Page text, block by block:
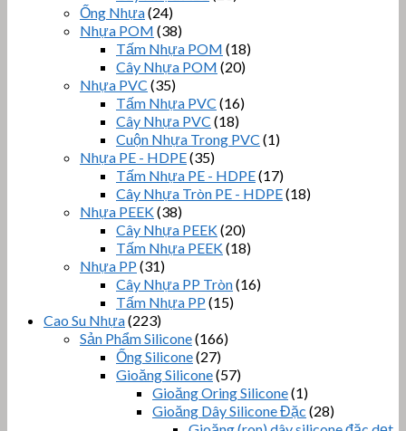
Ống Nhựa(24)
Nhựa POM (38)
Tấm Nhựa POM (18)
Cây Nhựa POM (20)
Nhựa PVC (35)
Tấm Nhựa PVC (16)
Cây Nhựa PVC (18)
Cuộn Nhựa Trong PVC (1)
Nhựa PE - HDPE(35)
Tấm Nhựa PE - HDPE(17)
Cây Nhựa Tròn PE - HDPE(18)
Nhựa PEEK(38)
Cây Nhựa PEEK(20)
Tấm Nhựa PEEK(18)
Nhựa PP (31)
Cây Nhựa PP Tròn(16)
Tấm Nhựa PP (15)
Cao Su Nhựa(223)
Sản Phẩm Silicone(166)
Ống Silicone(27)
Gioăng Silicone(57)
Gioăng Oring Silicone(1)
Gioăng Dây Silicone Đặc (28)